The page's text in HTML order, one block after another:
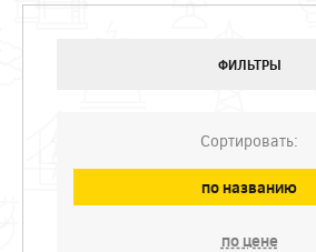
ФИЛЬТРЫ
Сортировать:
по названию
по цене